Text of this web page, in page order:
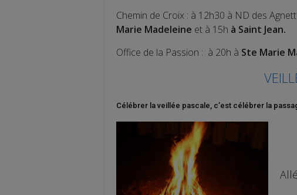
Chemin de Croix : à 12h30 à ND des
Marie Madeleine et à 15h à Saint Jean.
Office de la Passion : à 20h à Ste Marie
Célébrer la veillée pascale, c’est célébrer la